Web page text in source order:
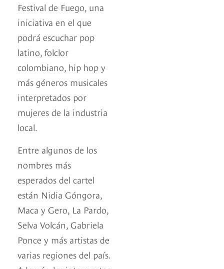
Festival de Fuego, una
iniciativa en el que
podrá escuchar pop
latino, folclor
colombiano, hip hop y
más géneros musicales
interpretados por
mujeres de la industria
local.
Entre algunos de los
nombres más
esperados del cartel
están Nidia Góngora,
Maca y Gero, La Pardo,
Selva Volcán, Gabriela
Ponce y más artistas de
varias regiones del país.